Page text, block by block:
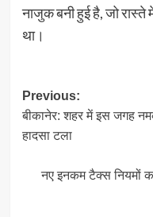
नाजुक बनी हुई है, जो
था।
Post
navigation
Previous:
बीकानेर: शहर में इस जगह
हादसा टला
नए इनकम टैक्स नियमों